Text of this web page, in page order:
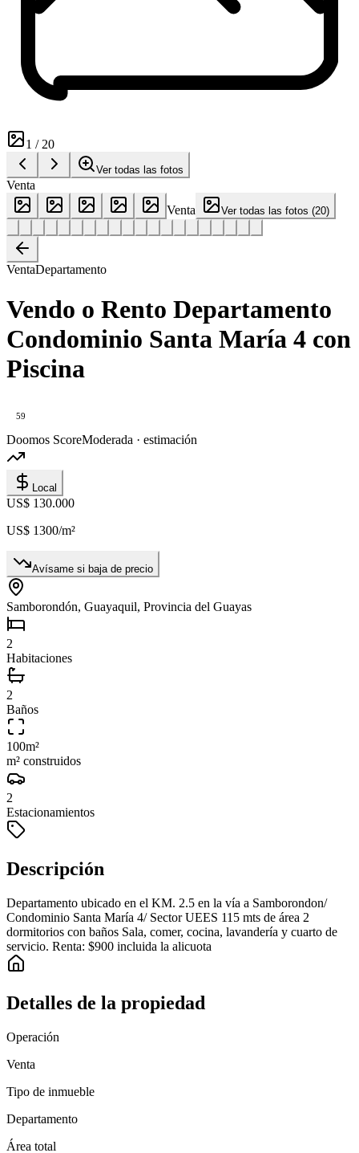
1 /20
Ver todas las fotos
Venta
Venta
Ver todas las fotos (20)
VentaDepartamento
Vendo o Rento Departamento
Condominio Santa María 4 con
Piscina
59
Doomos ScoreModerada · estimación
Local
US$ 130.000
US$ 1300/m²
Avísame si baja de precio
Samborondón, Guayaquil, Provincia del Guayas
2
Habitaciones
2
Baños
100m²
m² construidos
2
Estacionamientos
Descripción
Departamento ubicado en el KM. 2.5 en la vía a Samborondon/
Condominio Santa María 4/ Sector UEES 115 mts de área 2
dormitorios con baños Sala, comer, cocina, lavandería y cuarto de
servicio. Renta: $900 incluida la alicuota
Detalles de la propiedad
Operación
Venta
Tipo de inmueble
Departamento
Área total